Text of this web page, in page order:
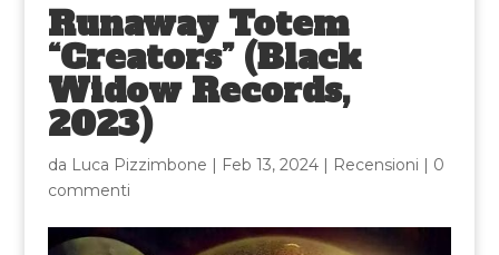
Runaway Totem
“Creators” (Black
Widow Records,
2023)
da Luca Pizzimbone | Feb 13, 2024| Recensioni | 0
commenti